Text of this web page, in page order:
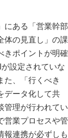
にある「営業幹部
体の見直し」の課
きポイントが明確
設定されていな
た、「行くべき
データ化して共
管理が行われてい
営業プロセスや管
報連携が必ずしも